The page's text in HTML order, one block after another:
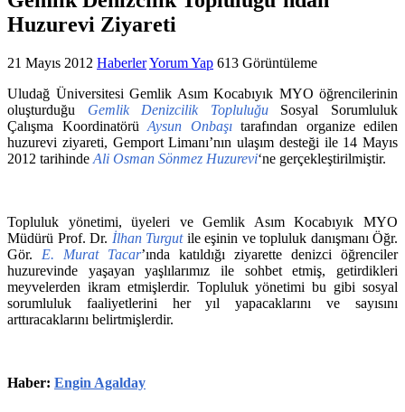
Huzurevi Ziyareti
21 Mayıs 2012 HaberlerYorum Yap 613 Görüntüleme
Uludağ Üniversitesi Gemlik Asım Kocabıyık MYO öğrencilerinin
oluşturduğu Gemlik Denizcilik TopluluğuSosyal Sorumluluk
Çalışma Koordinatörü Aysun Onbaşıtarafından organize edilen
huzurevi ziyareti, Gemport Limanı’nın ulaşım desteği ile 14 Mayıs
2012 tarihinde Ali Osman Sönmez Huzurevi‘ne gerçekleştirilmiştir.
Topluluk yönetimi, üyeleri ve Gemlik Asım Kocabıyık MYO
Müdürü Prof. Dr. İlhan Turgutile eşinin ve topluluk danışmanı Öğr.
Gör. E. Murat Tacar’ında katıldığı ziyarette denizci öğrenciler
huzurevinde yaşayan yaşlılarımız ile sohbet etmiş, getirdikleri
meyvelerden ikram etmişlerdir. Topluluk yönetimi bu gibi sosyal
sorumluluk faaliyetlerini her yıl yapacaklarını ve sayısını
arttıracaklarını belirtmişlerdir.
Haber: Engin Agalday